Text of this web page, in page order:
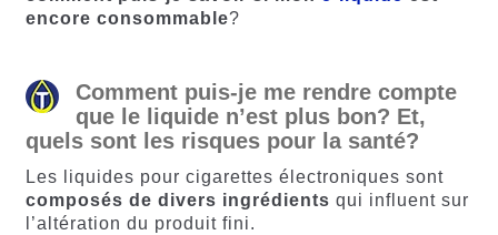
encore consommable?
Comment puis-je me rendre compte
que le liquide n’est plus bon? Et,
quels sont les risques pour la santé?
Les liquides pour cigarettes électroniques sont
composés de divers ingrédients qui influent sur
l’altération du produit fini.